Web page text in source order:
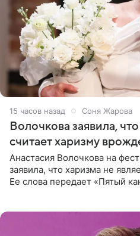
15 часов назад Соня Жарова
Волочкова заявила,
считает харизму
Анастасия Волочкова на
заявила, что харизма не
Ее слова передает «Пятый